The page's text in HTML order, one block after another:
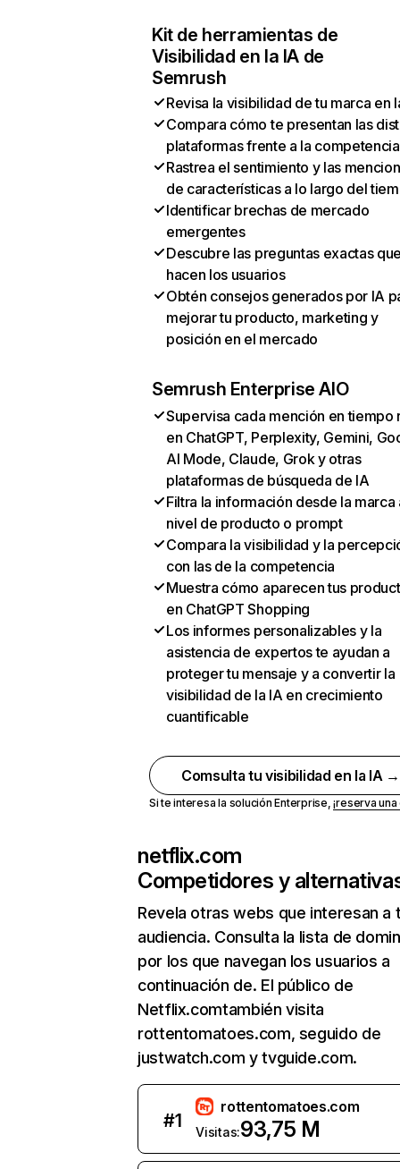
Kit de herramientas de
Visibilidad en la IA de
Semrush
Revisa la visibilidad de tu marca en
Compara cómo te presentan las
plataformas frente a la competencia
Rastrea el sentimiento y las
de características a lo largo del
Identificar brechas de mercado
emergentes
Descubre las preguntas exactas
hacen los usuarios
Obtén consejos generados por IA
mejorar tu producto, marketing y
posición en el mercado
Semrush Enterprise AIO
Supervisa cada mención en tiempo
en ChatGPT, Perplexity, Gemini,
AI Mode, Claude, Grok y otras
plataformas de búsqueda de IA
Filtra la información desde la marca
nivel de producto o prompt
Compara la visibilidad y la
con las de la competencia
Muestra cómo aparecen tus
en ChatGPT Shopping
Los informes personalizables y la
asistencia de expertos te ayudan a
proteger tu mensaje y a convertir la
visibilidad de la IA en crecimiento
cuantificable
Comsulta tu visibilidad en la IA →
Si te interesa la solución Enterprise,¡reserva
netflix.com
Competidores y
Revela otras webs que interesan a
audiencia. Consulta la lista de
por los que navegan los usuarios a
continuación de. El público de
Netflix.comtambién visita
rottentomatoes.com, seguido de
justwatch.com y tvguide.com.
#1
rottentomatoes.com
Visitas:93,75 M